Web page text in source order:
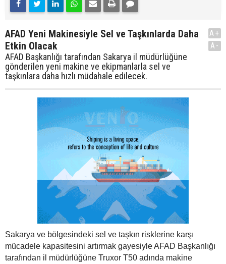
AFAD Yeni Makinesiyle Sel ve Taşkınlarda Daha
Etkin Olacak
AFAD Başkanlığı tarafından Sakarya il müdürlüğüne
gönderilen yeni makine ve ekipmanlarla sel ve
taşkınlara daha hızlı müdahale edilecek.
A+
A-
Sakarya ve bölgesindeki sel ve taşkın risklerine karşı
mücadele kapasitesini artırmak gayesiyle AFAD Başkanlığı
tarafından il müdürlüğüne Truxor T50 adında makine